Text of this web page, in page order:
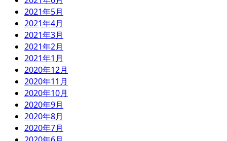
2021年5月
2021年4月
2021年3月
2021年2月
2021年1月
2020年12月
2020年11月
2020年10月
2020年9月
2020年8月
2020年7月